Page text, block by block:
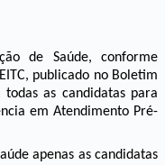
de Saúde, conforme
publicado no Boletim
todas as candidatas para
em Atendimento Pré-
apenas as candidatas